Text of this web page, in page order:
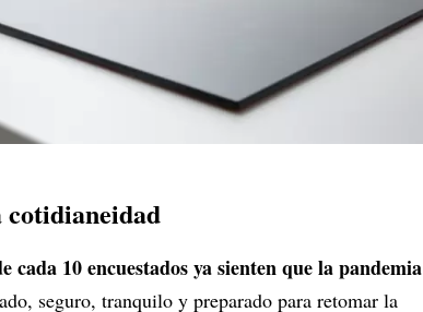
cotidianeidad
cada 10 encuestados ya sienten que la pandemia
seguro, tranquilo y preparado para retomar la